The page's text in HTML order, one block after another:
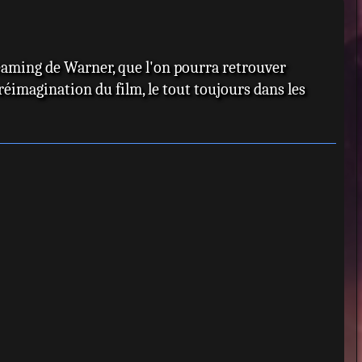
de Warner, que l'on pourra retrouver
du film, le tout toujours dans les